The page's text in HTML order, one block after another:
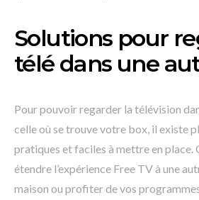
Solutions pour
télé dans une
Pour pouvoir regarder la télévision
celle où se trouve votre box, il existe
pratiques et faciles à mettre en place.
étendre l’expérience Free TV à une
maison ou profiter de vos